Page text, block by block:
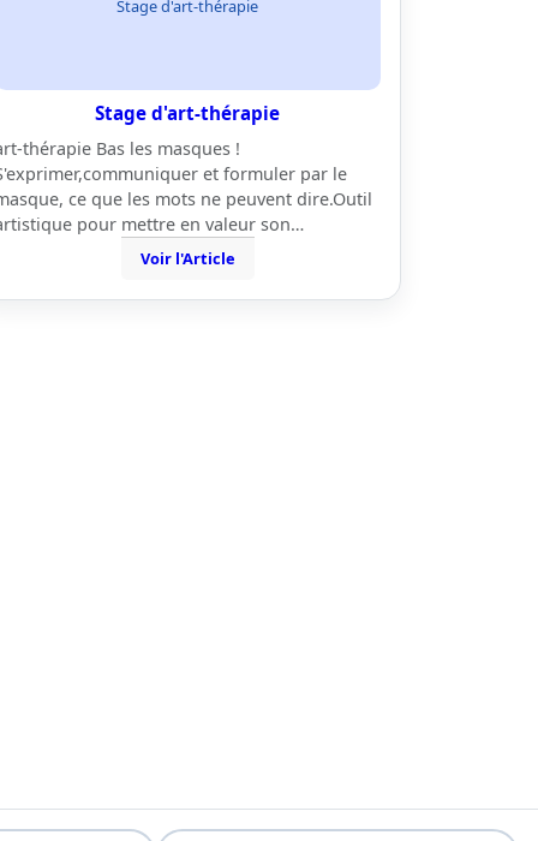
Stage d'art-thérapie
Stage d'art-thérapie
thérapie Bas les masques !
et formuler par le
ce que les mots ne peuvent dire.Outil
pour mettre en valeur son…
Voir l'Article